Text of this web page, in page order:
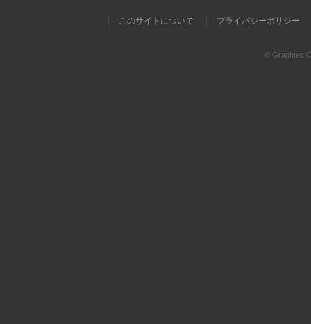
このサイトについて プライバシーポリシー
© Graphtec